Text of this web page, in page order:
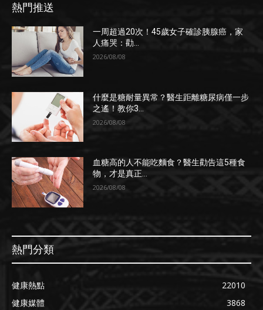
熱門推送
一周超過20次！45歲女子確診胰腺癌，家
人痛哭：勸...
2026/08/08
什麼是糖耐量異常？醫生距離糖尿病僅一步
之遙！教你3...
2026/08/08
血糖高的人不能吃麵食？醫生勸告這5種食
物，才是真正...
2026/08/08
熱門分類
健康熱點
22010
健康媒體
3868